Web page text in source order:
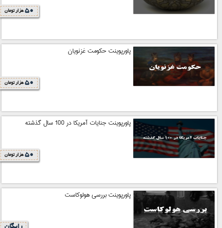
50 هزار تومان
پاورپوینت حکومت غزنویان
50 هزار تومان
پاورپوینت جنایات آمریکا در 100 سال گذشته
50 هزار تومان
پاورپوینت بررسی هولوکاست